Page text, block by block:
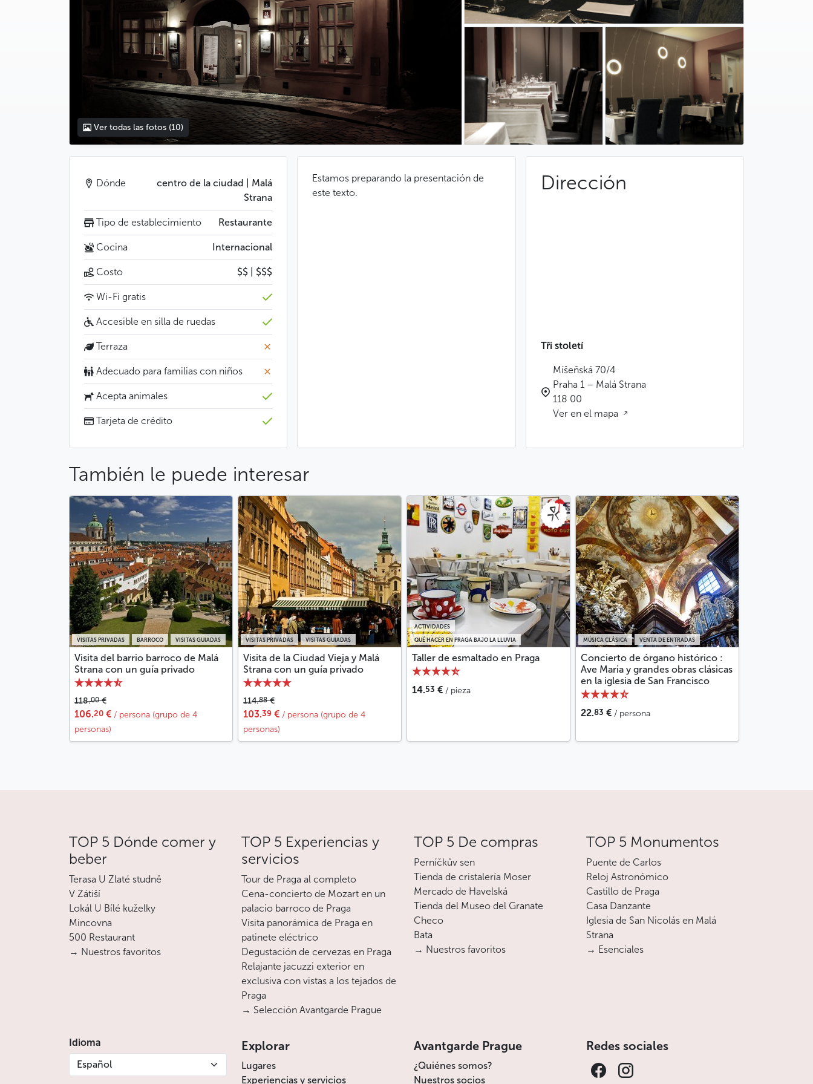
Ver todas las fotos (10)
Estamos preparando la presentación de
este texto.
Dónde
centro de la ciudad | Malá
Strana
Tipo de establecimiento Restaurante
Cocina Internacional
Costo $$ | $$$
Wi-Fi gratis
Accesible en silla de ruedas
Terraza
Adecuado para familias con niños
Acepta animales
Tarjeta de crédito
Dirección
Tři století
Míšeňská 70/4
Praha 1 – Malá Strana
118 00
Ver en el mapa
También le puede interesar
VISITAS PRIVADAS BARROCO VISITAS GUIADAS
Visita del barrio barroco de Malá
Strana con un guía privado
118.00€
106.20 € / persona (grupo de 4
personas)
VISITAS PRIVADAS VISITAS GUIADAS
Visita de la Ciudad Vieja y Malá
Strana con un guía privado
114.88€
103.39 € / persona (grupo de 4
personas)
QUÉ HACER EN PRAGA BAJO LA LLUVIA
ACTIVIDADES
Taller de esmaltado en Praga
14.53 € / pieza
MÚSICA CLÁSICA VENTA DE ENTRADAS
Concierto de órgano histórico :
Ave Maria y grandes obras clásicas
en la iglesia de San Francisco
22.83 € / persona
TOP 5 Dónde comer y
beber
Terasa U Zlaté studně
V Zátiší
Lokál U Bílé kuželky
Mincovna
500 Restaurant
→ Nuestros favoritos
TOP 5 Experiencias y
servicios
Tour de Praga al completo
Cena-concierto de Mozart en un
palacio barroco de Praga
Visita panorámica de Praga en
patinete eléctrico
Degustación de cervezas en Praga
Relajante jacuzzi exterior en
exclusiva con vistas a los tejados de
Praga
→ Selección Avantgarde Prague
TOP 5 De compras
Perníčkův sen
Tienda de cristalería Moser
Mercado de Havelská
Tienda del Museo del Granate
Checo
Bata
→ Nuestros favoritos
TOP 5 Monumentos
Puente de Carlos
Reloj Astronómico
Castillo de Praga
Casa Danzante
Iglesia de San Nicolás en Malá
Strana
→ Esenciales
Idioma
Español
Explorar
Lugares
Experiencias y servicios
Avantgarde Prague
¿Quiénes somos?
Nuestros socios
Redes sociales